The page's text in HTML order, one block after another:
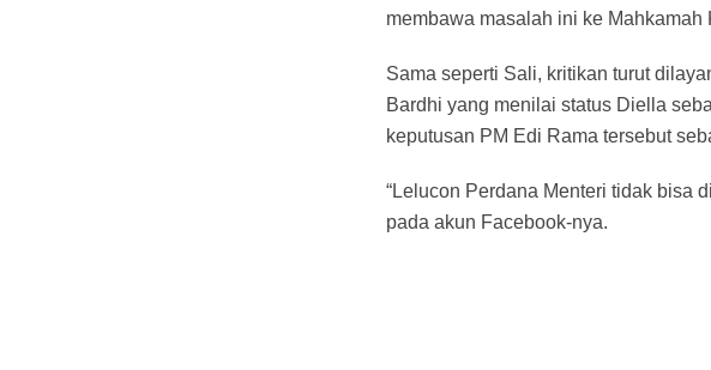
membawa masalah ini ke Mahkamah
Sama seperti Sali, kritikan turut
Bardhi yang menilai status Diella
keputusan PM Edi Rama tersebut
“Lelucon Perdana Menteri tidak bisa
pada akun Facebook-nya.